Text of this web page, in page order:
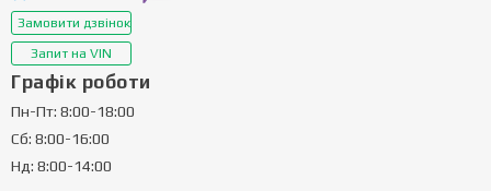
Замовити дзвінок
Запит на VIN
Графік роботи
Пн-Пт: 8:00-18:00
Сб: 8:00-16:00
Нд: 8:00-14:00